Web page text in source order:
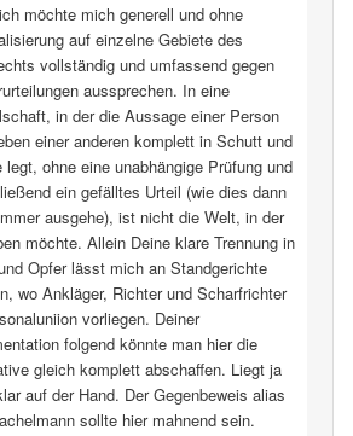
möchte mich generell und ohne
auf einzelne Gebiete des
vollständig und umfassend gegen
aussprechen. In eine
in der die Aussage einer Person
einer anderen komplett in Schutt und
legt, ohne eine unabhängige Prüfung und
ein gefälltes Urteil (wie dies dann
ausgehe), ist nicht die Welt, in der
möchte. Allein Deine klare Trennung in
Opfer lässt mich an Standgerichte
wo Ankläger, Richter und Scharfrichter
vorliegen. Deiner
folgend könnte man hier die
gleich komplett abschaffen. Liegt ja
auf der Hand. Der Gegenbeweis alias
sollte hier mahnend sein.